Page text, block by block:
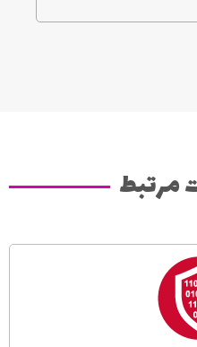
مرتبط